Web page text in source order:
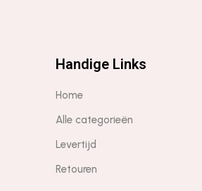
Handige Links
Home
Alle categorieën
Levertijd
Retouren